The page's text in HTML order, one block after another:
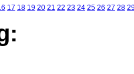
17 18 19 20 21 22 23 24 25 26 27 28